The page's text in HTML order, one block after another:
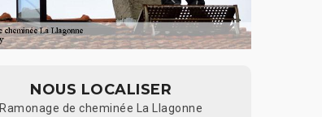
NOUS LOCALISER
Ramonage de cheminée La Llagonne